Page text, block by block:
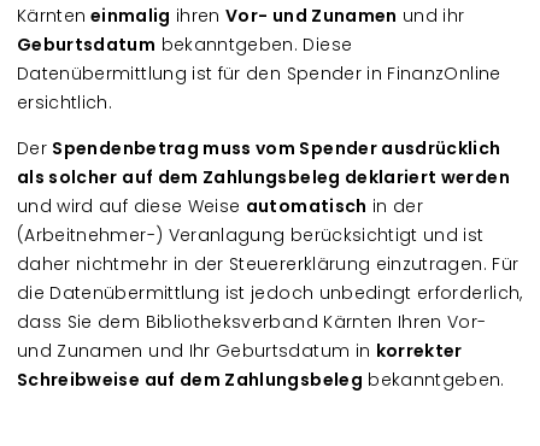
Kärnten einmalig ihrenVor- und Zunamen und ihr
Geburtsdatum bekanntgeben. Diese
Datenübermittlung ist für den Spender in FinanzOnline
ersichtlich.
Der Spendenbetrag muss vom Spender ausdrücklich
als solcher auf dem Zahlungsbeleg deklariert werden
und wird auf diese Weise automatisch in der
(Arbeitnehmer-) Veranlagung berücksichtigt und ist
daher nichtmehr in der Steuererklärung einzutragen. Für
die Datenübermittlung ist jedoch unbedingt erforderlich,
dass Sie dem Bibliotheksverband Kärnten Ihren Vor-
und Zunamen und Ihr Geburtsdatum in korrekter
Schreibweise auf dem Zahlungsbeleg bekanntgeben.